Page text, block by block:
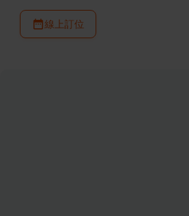
線上訂位